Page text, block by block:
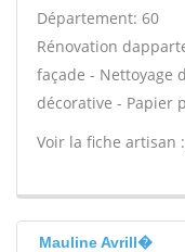
Département: 60
Rénovation
façade - Nettoyage
décorative - Papier
Voir la fiche artisan :
Mauline Avrill�